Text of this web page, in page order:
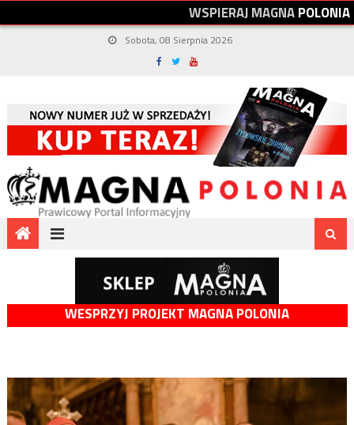
WSPIERAJMAGNAPOLONIA
Sobota, 08 Sierpnia 2026
WESPRZYJ PROJEKT MAGNA POLONIA